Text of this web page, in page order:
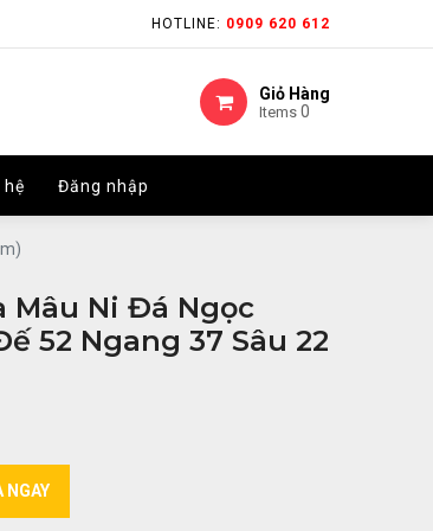
HOTLINE: 0909 620 612
Giỏ Hàng
Items 0
hệ Đăng nhập
HOTLINE: 0909 620 612
Giỏ Hàng
Items 0
hệ Đăng nhập
Mâu Ni Đá Ngọc
52 Ngang 37 Sâu 22
NGAY